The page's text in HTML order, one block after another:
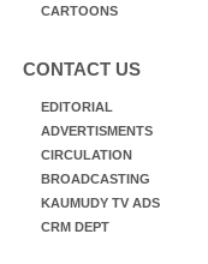
CARTOONS
CONTACT US
EDITORIAL
ADVERTISMENTS
CIRCULATION
BROADCASTING
KAUMUDY TV ADS
CRM DEPT